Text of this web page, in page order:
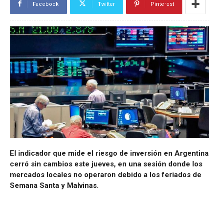
Facebook Twitter Pinterest
El indicador que mide el riesgo de inversión en Argentina
cerró sin cambios este jueves, en una sesión donde los
mercados locales no operaron debido a los feriados de
Semana Santa y Malvinas.